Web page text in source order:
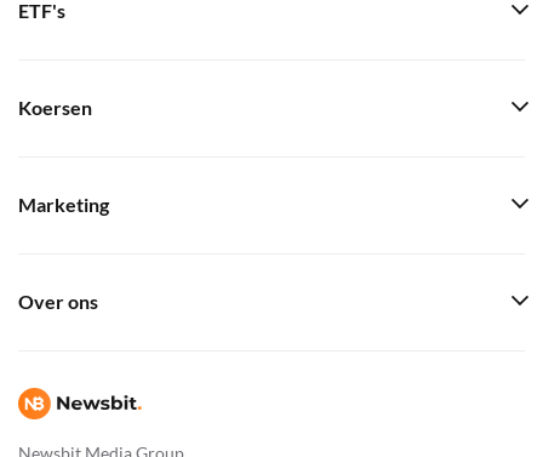
Newsbit Media Group
ETF's
Koersen
Marketing
Over ons